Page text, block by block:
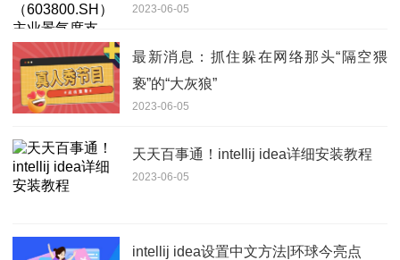
铜箔或超预期
2023-06-05
最新消息：抓住躲在网络那头“隔空猥
亵”的“大灰狼”
2023-06-05
天天百事通！intellij idea详细安装教程
2023-06-05
intellij idea设置中文方法|环球今亮点